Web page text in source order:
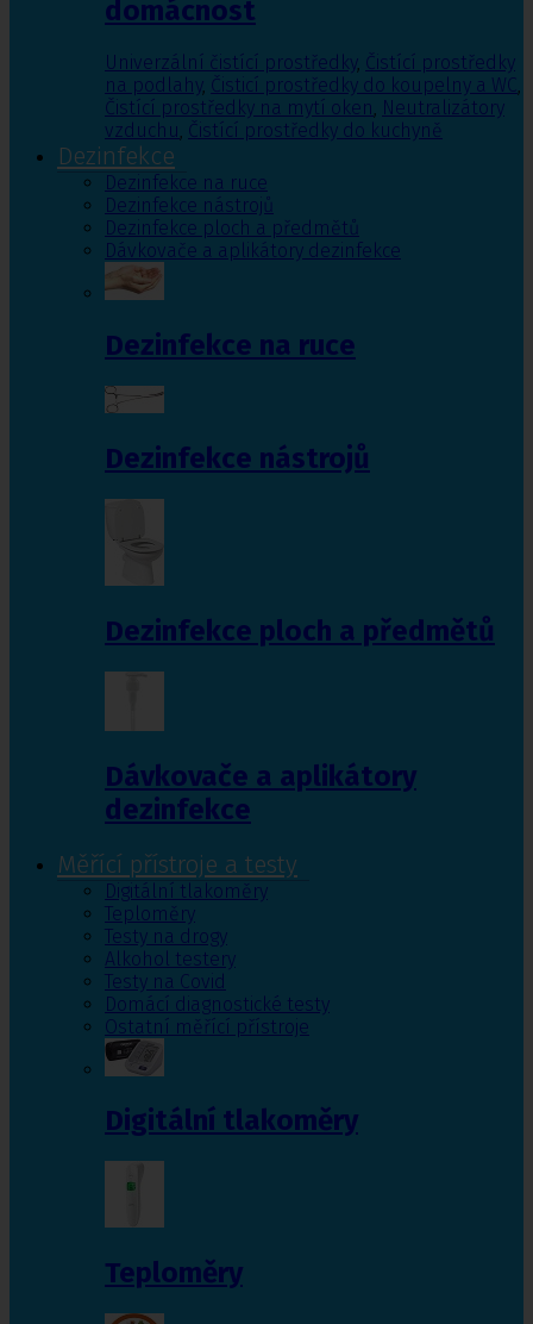
domácnost
Univerzální čistící prostředky, Čistící prostředky
na podlahy, Čisticí prostředky do koupelny a WC,
Čistící prostředky na mytí oken, Neutralizátory
vzduchu, Čistící prostředky do kuchyně
Dezinfekce
Dezinfekce na ruce
Dezinfekce nástrojů
Dezinfekce ploch a předmětů
Dávkovače a aplikátory dezinfekce
Dezinfekce na ruce
Dezinfekce nástrojů
Dezinfekce ploch a předmětů
Dávkovače a aplikátory
dezinfekce
Měřící přístroje a testy
Digitální tlakoměry
Teploměry
Testy na drogy
Alkohol testery
Testy na Covid
Domácí diagnostické testy
Ostatní měřící přístroje
Digitální tlakoměry
Teploměry